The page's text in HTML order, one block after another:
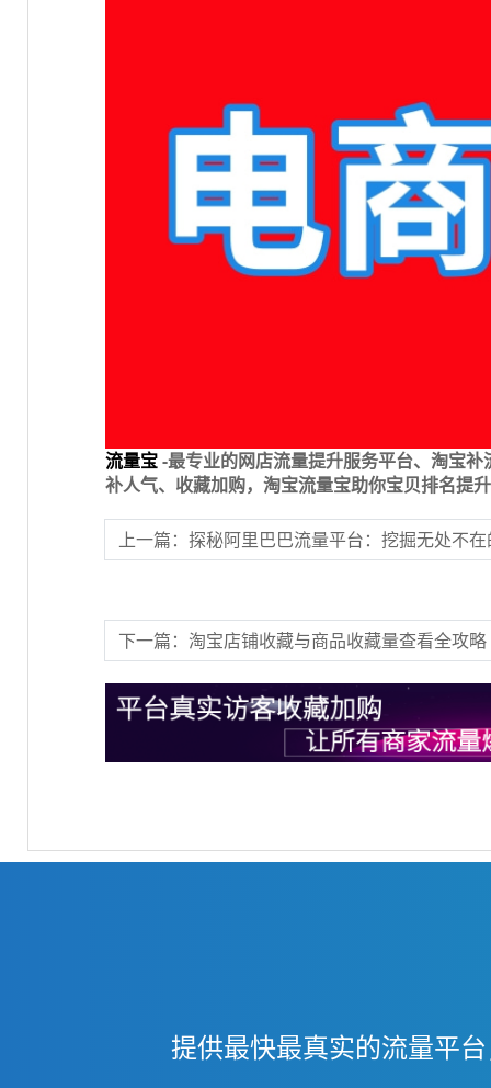
流量宝-最专业的网店流量提升服务平台、淘宝
补人气、收藏加购，淘宝流量宝助你宝贝排名提
上一篇：探秘阿里巴巴流量平台：挖掘无处不
下一篇：淘宝店铺收藏与商品收藏量查看全攻略
提供最快最真实的流量平